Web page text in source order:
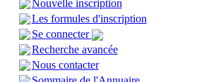
Nouvelle inscription
Les formules d'inscription
Se connecter
Recherche avancée
Nous contacter